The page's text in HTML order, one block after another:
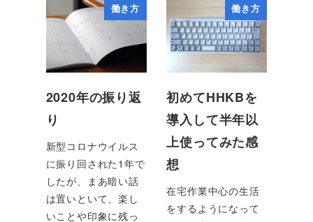
働き方
2020年の振り返
り
新型コロナウイルス
に振り回された1年で
したが、まあ暗い話
は置いといて、楽し
いことや印象に残っ
働き方
初めてHHKBを
導入して半年以
上使ってみた感
想
在宅作業中心の生活
をするようになって